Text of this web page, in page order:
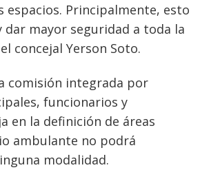
espacios. Principalmente, esto
dar mayor seguridad a toda la
concejal Yerson Soto.
comisión integrada por
funcionarios y
en la definición de áreas
ambulante no podrá
modalidad.